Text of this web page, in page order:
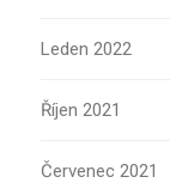
Leden 2022
Říjen 2021
Červenec 2021